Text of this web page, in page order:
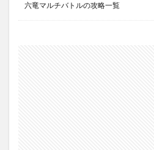
六竜マルチバトルの攻略一覧